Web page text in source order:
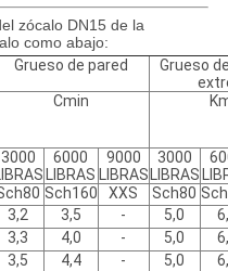
zócalo DN15 de la
como abajo:
Grueso de pared
Grueso
Cmin
3000
6000
LIBRAS
9000
LIBRAS
3000
LIBRAS
Sch160 XXS Sch80
3,2 3,5 - 5,0
3,3 4,0 - 5,0
3,5 4,4 - 5,0